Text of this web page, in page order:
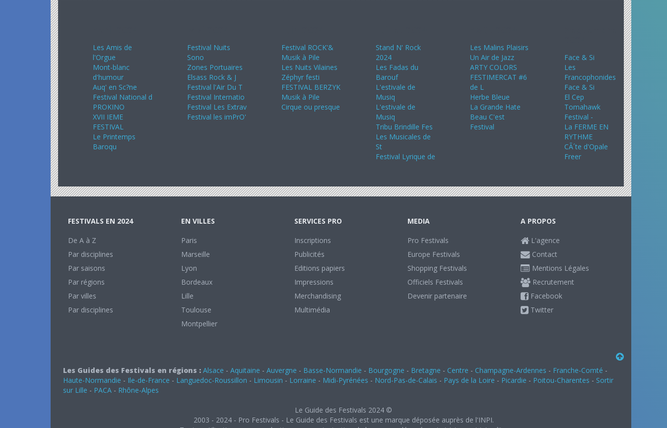
Les Amis de
l'Orgue
Mont-blanc
d'humour
Auq' en Sc?ne
Festival National d
PROKINO
XVII IEME
FESTIVAL
Le Printemps
Baroqu
Festival Nuits
Sono
Zones Portuaires
Elsass Rock & J
Festival l'Air Du T
Festival Internatio
Festival Les Extrav
Festival les imPrO'
Festival ROCK'&
Musik à Pile
Les Nuits Vilaines
Zéphyr festi
FESTIVAL BERZYK
Musik à Pile
Cirque ou presque
Stand N' Rock
2024
Les Fadas du
Barouf
L'estivale de
Musiq
L'estivale de
Musiq
Tribu Brindille Fes
Les Musicales de
St
Festival Lyrique de
Les Malins Plaisirs
Un Air de Jazz
ARTY COLORS
FESTIMERCAT #6
de L
Herbe Bleue
La Grande Hate
Beau C'est
Festival
Face & Si
Les
Francophonides
Face & Si
El Cep
Tomahawk
Festival -
La FERME EN
RYTHME
CÃ´te d'Opale
Freer
FESTIVALS EN 2024
De A à Z
Par disciplines
Par saisons
Par régions
Par villes
Par disciplines
EN VILLES
Paris
Marseille
Lyon
Bordeaux
Lille
Toulouse
Montpellier
SERVICES PRO
Inscriptions
Publicités
Editions papiers
Impressions
Merchandising
Multimédia
MEDIA
Pro Festivals
Europe Festivals
Shopping Festivals
Officiels Festivals
Devenir partenaire
A PROPOS
L'agence
Contact
Mentions Légales
Recrutement
Facebook
Twitter
Les Guides des Festivals en régions : Alsace - Aquitaine - Auvergne - Basse-Normandie - Bourgogne - Bretagne - Centre - Champagne-Ardennes - Franche-Comté -
Haute-Normandie - Ile-de-France - Languedoc-Roussillon - Limousin - Lorraine - Midi-Pyrénées - Nord-Pas-de-Calais - Pays de la Loire - Picardie - Poitou-Charentes - Sortir
sur Lille - PACA - Rhône-Alpes
Le Guide des Festivals 2024 ©
2003 - 2024 - Pro Festivals - Le Guide des Festivals est une marque déposée auprès de l'INPI.